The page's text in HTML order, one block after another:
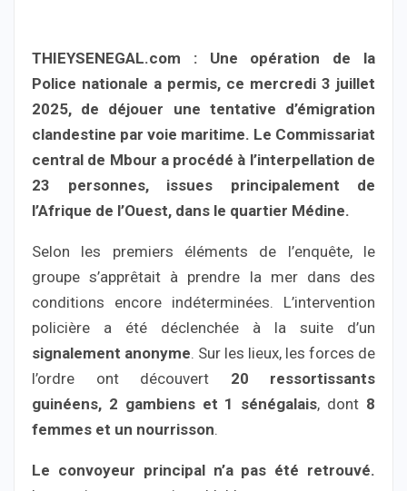
THIEYSENEGAL.com : Une opération de la
Police nationale a permis, ce mercredi 3 juillet
2025, de déjouer une tentative d’émigration
clandestine par voie maritime. Le Commissariat
central de Mbour a procédé à l’interpellation de
23 personnes, issues principalement de
l’Afrique de l’Ouest, dans le quartier Médine.
Selon les premiers éléments de l’enquête, le
groupe s’apprêtait à prendre la mer dans des
conditions encore indéterminées. L’intervention
policière a été déclenchée à la suite d’un
signalement anonyme. Sur les lieux, les forces de
l’ordre ont découvert 20 ressortissants
guinéens, 2 gambiens et 1 sénégalais, dont 8
femmes et un nourrisson.
Le convoyeur principal n’a pas été retrouvé.